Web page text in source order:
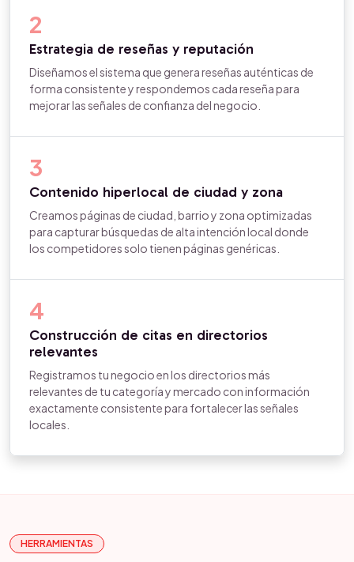
2
Estrategia de reseñas y reputación
Diseñamos el sistema que genera reseñas auténticas de
forma consistente y respondemos cada reseña para
mejorar las señales de confianza del negocio.
3
Contenido hiperlocal de ciudad y zona
Creamos páginas de ciudad, barrio y zona optimizadas
para capturar búsquedas de alta intención local donde
los competidores solo tienen páginas genéricas.
4
Construcción de citas en directorios
relevantes
Registramos tu negocio en los directorios más
relevantes de tu categoría y mercado con información
exactamente consistente para fortalecer las señales
locales.
HERRAMIENTAS